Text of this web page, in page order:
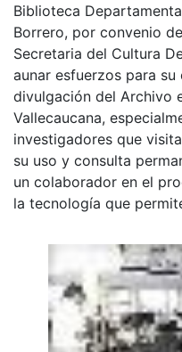
Biblioteca
Borrero, por convenio
Secretaria del Cultura
aunar esfuerzos para
divulgación del Archivo
Vallecaucana,
investigadores que
su uso y consulta
un colaborador en el
la tecnología que